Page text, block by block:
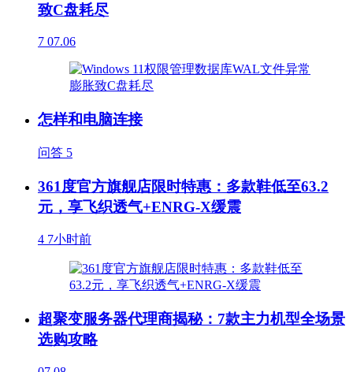
致C盘耗尽
7 07.06
怎样和电脑连接
问答 5
361度官方旗舰店限时特惠：多款鞋低至63.2
元，享飞织透气+ENRG-X缓震
4 7小时前
超聚变服务器代理商揭秘：7款主力机型全场景
选购攻略